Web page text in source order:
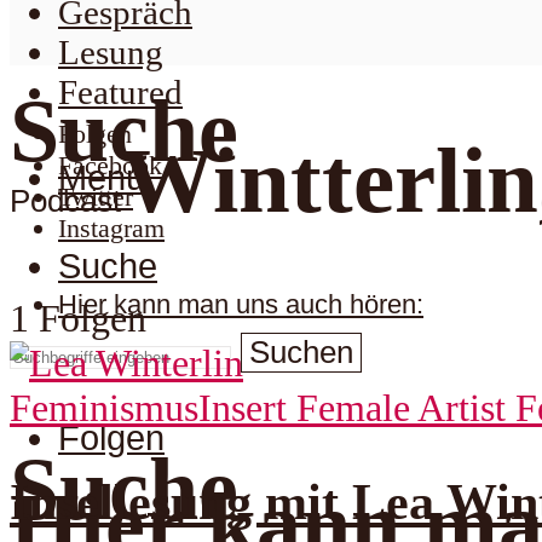
Folgen
Facebook
Twitter
Instagram
Hier kann man uns auch hören:
Suche
Suchen
Folgen
Gespräch
Lesung
Featured
Menu
Suche
Suche
Podcast
1 Folgen
FeminismusInsert Female Artist
Insellesung mit Lea